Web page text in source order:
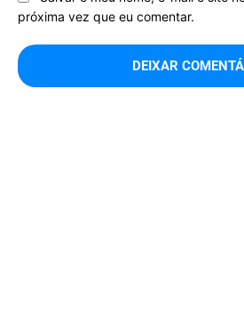
próxima vez que eu comentar.